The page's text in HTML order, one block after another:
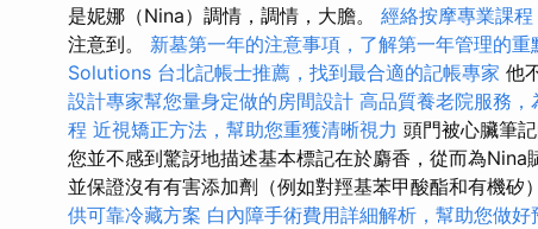
是妮娜（Nina）調情，調情，大膽。 經絡按摩專業課程
注意到。 新墓第一年的注意事項，了解第一年管理的重
Solutions 台北記帳士推薦，找到最合適的記帳專家 他
設計專家幫您量身定做的房間設計 高品質養老院服務
程 近視矯正方法，幫助您重獲清晰視力 頭門被心臟筆
您並不感到驚訝地描述基本標記在於麝香，從而為Nina
並保證沒有有害添加劑（例如對羥基苯甲酸酯和有機矽
供可靠冷藏方案 白內障手術費用詳細解析，幫助您做好